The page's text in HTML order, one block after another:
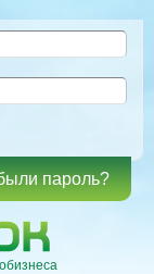
пароль?